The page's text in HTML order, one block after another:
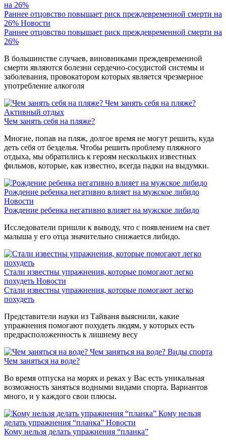
Раннее отцовство повышает риск преждевременной смерти на
26% Новости
Раннее отцовство повышает риск преждевременной смерти на
26%
В большинстве случаев, виновниками преждевременной
смерти являются болезни сердечно-сосудистой системы и
заболевания, провокатором которых является чрезмерное
употребление алкоголя
Чем занять себя на пляже?
Активный отдых
Чем занять себя на пляже?
Многие, попав на пляж, долгое время не могут решить, куда
деть себя от безделья. Чтобы решить проблему пляжного
отдыха, мы обратились к героям нескольких известных
фильмов, которые, как известно, всегда падки на выдумки.
Рождение ребенка негативно влияет на мужское либидо
Новости
Рождение ребенка негативно влияет на мужское либидо
Исследователи пришли к выводу, что с появлением на свет
малыша у его отца значительно снижается либидо.
Стали известны упражнения, которые помогают легко
похудеть Новости
Стали известны упражнения, которые помогают легко
похудеть
Представители науки из Тайваня выяснили, какие
упражнения помогают похудеть людям, у которых есть
предрасположенность к лишнему весу
Чем заняться на воде? Виды спорта
Чем заняться на воде?
Во время отпуска на морях и реках у Вас есть уникальная
возможность заняться водными видами спорта. Вариантов
много, и у каждого свои плюсы.
Кому нельзя
делать упражнения “планка” Новости
Кому нельзя делать упражнения “планка”